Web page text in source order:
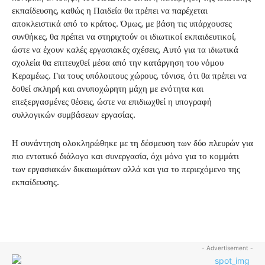
εκπαίδευσης, καθώς η Παιδεία θα πρέπει να παρέχεται
αποκλειστικά από το κράτος. Όμως, με βάση τις υπάρχουσες
συνθήκες, θα πρέπει να στηριχτούν οι ιδιωτικοί εκπαιδευτικοί,
ώστε να έχουν καλές εργασιακές σχέσεις, Αυτό για τα ιδιωτικά
σχολεία θα επιτευχθεί μέσα από την κατάργηση του νόμου
Κεραμέως. Για τους υπόλοιπους χώρους, τόνισε, ότι θα πρέπει να
δοθεί σκληρή και ανυποχώρητη μάχη με ενότητα και
επεξεργασμένες θέσεις, ώστε να επιδιωχθεί η υπογραφή
συλλογικών συμβάσεων εργασίας.
Η συνάντηση ολοκληρώθηκε με τη δέσμευση των δύο πλευρών για
πιο εντατικό διάλογο και συνεργασία, όχι μόνο για το κομμάτι
των εργασιακών δικαιωμάτων αλλά και για το περιεχόμενο της
εκπαίδευσης.
- Advertisement -